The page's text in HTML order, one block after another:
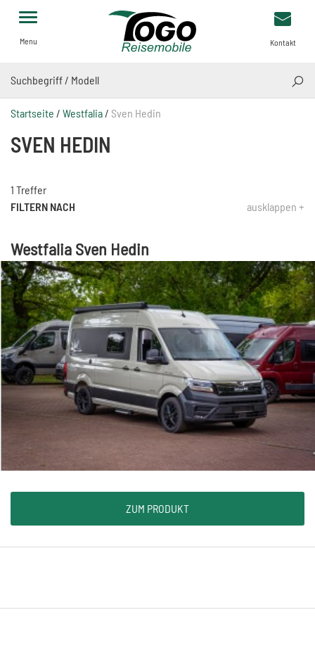
Menu Kontakt
Startseite / Westfalia/ Sven Hedin
SVEN HEDIN
FILTERN NACH ausklappen +
1 Treffer
Westfalia Sven Hedin
ZUM PRODUKT